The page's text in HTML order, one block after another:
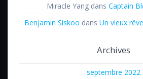
Miracle Yang dans Captain
Benjamin Siskoo dans Un vieux
Archives
septembre 2022